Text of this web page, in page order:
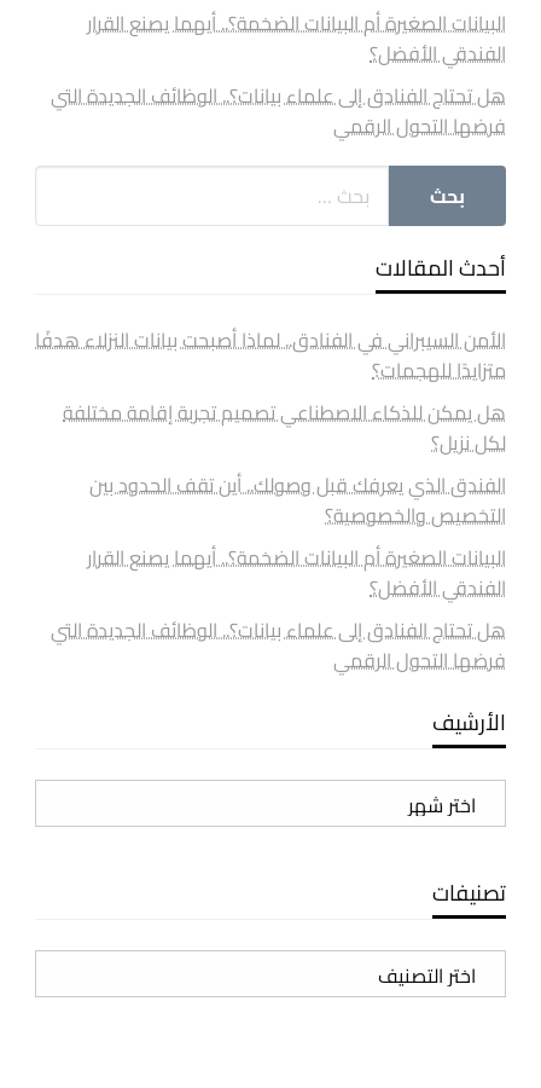
البيانات الصغيرة أم البيانات الضخمة؟.. أيهما يصنع القرار
الفندقي الأفضل؟
هل تحتاج الفنادق إلى علماء بيانات؟.. الوظائف الجديدة التي
فرضها التحول الرقمي
أحدث المقالات
الأمن السيبراني في الفنادق.. لماذا أصبحت بيانات النزلاء هدفًا
متزايدًا للهجمات؟
هل يمكن للذكاء الاصطناعي تصميم تجربة إقامة مختلفة
لكل نزيل؟
الفندق الذي يعرفك قبل وصولك.. أين تقف الحدود بين
التخصيص والخصوصية؟
البيانات الصغيرة أم البيانات الضخمة؟.. أيهما يصنع القرار
الفندقي الأفضل؟
هل تحتاج الفنادق إلى علماء بيانات؟.. الوظائف الجديدة التي
فرضها التحول الرقمي
الأرشيف
الأرشيف
تصنيفات
تصنيفات